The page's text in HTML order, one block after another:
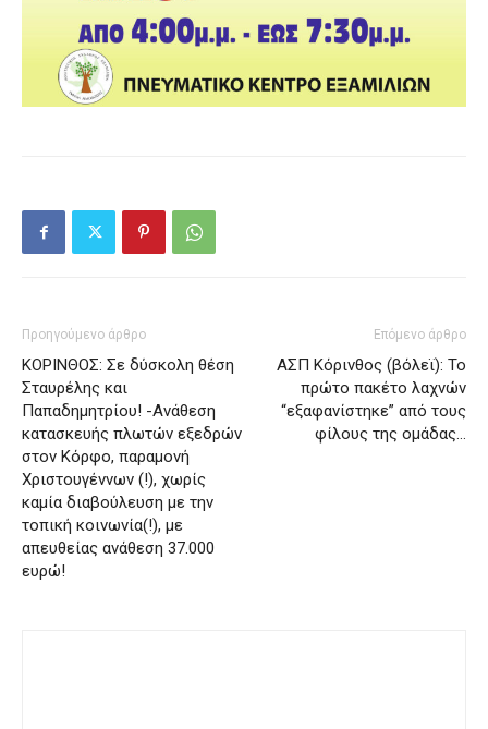
Προηγούμενο άρθρο
ΚΟΡΙΝΘΟΣ: Σε δύσκολη θέση
Σταυρέλης και
Παπαδημητρίου! -Ανάθεση
κατασκευής πλωτών εξεδρών
στον Κόρφο, παραμονή
Χριστουγέννων (!), χωρίς
καμία διαβούλευση με την
τοπική κοινωνία(!), με
απευθείας ανάθεση 37.000
ευρώ!
Επόμενο άρθρο
ΑΣΠ Κόρινθος (βόλεϊ): Το
πρώτο πακέτο λαχνών
“εξαφανίστηκε” από τους
φίλους της ομάδας…